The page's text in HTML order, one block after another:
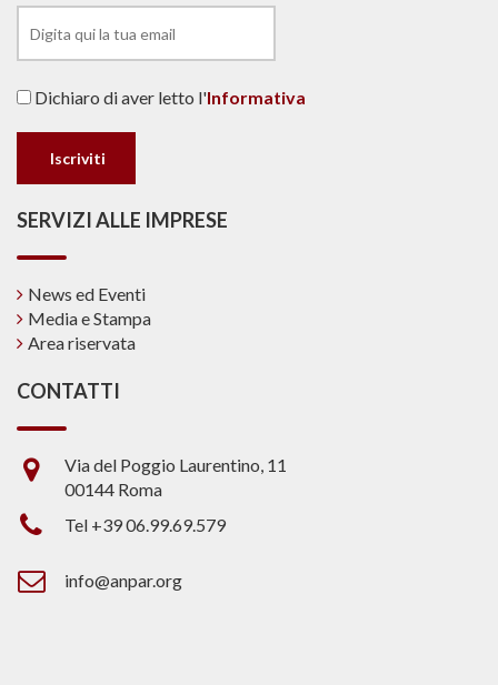
Dichiaro di aver letto l'Informativa
SERVIZI ALLE IMPRESE
News ed Eventi
Media e Stampa
Area riservata
CONTATTI
Via del Poggio Laurentino, 11
00144 Roma
Tel +39 06.99.69.579
info@anpar.org